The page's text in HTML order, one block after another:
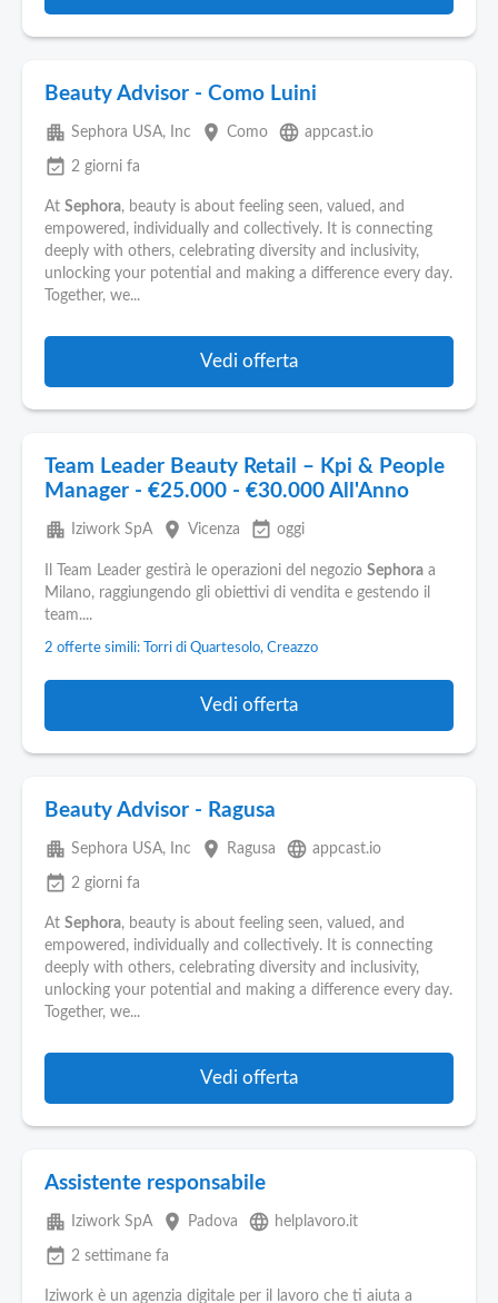
Beauty Advisor - Como Luini
apartment Sephora USA, Inc place Como language appcast.io
event_available 2 giorni fa
At Sephora, beauty is about feeling seen, valued, and
empowered, individually and collectively. It is connecting
deeply with others, celebrating diversity and inclusivity,
unlocking your potential and making a difference every day.
Together, we...
Vedi offerta
Team Leader Beauty Retail – Kpi & People
Manager - €25.000 - €30.000 All'Anno
apartment Iziwork SpA place Vicenza event_available oggi
Il Team Leader gestirà le operazioni del negozio Sephora a
Milano, raggiungendo gli obiettivi di vendita e gestendo il
team....
2 offerte simili: Torri di Quartesolo, Creazzo
Vedi offerta
Beauty Advisor - Ragusa
apartment Sephora USA, Inc place Ragusa language appcast.io
event_available 2 giorni fa
At Sephora, beauty is about feeling seen, valued, and
empowered, individually and collectively. It is connecting
deeply with others, celebrating diversity and inclusivity,
unlocking your potential and making a difference every day.
Together, we...
Vedi offerta
Assistente responsabile
apartment Iziwork SpA place Padova language helplavoro.it
event_available 2 settimane fa
Iziwork è un agenzia digitale per il lavoro che ti aiuta a